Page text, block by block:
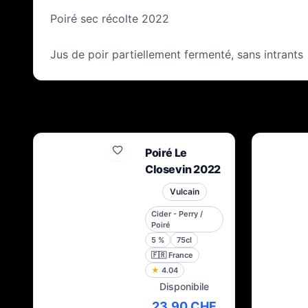
Poiré sec récolte 2022
Jus de poir partiellement fermenté, sans intrants
Poiré Le
Closevin 2022
Vulcain
Cider - Perry /
Poiré
5 %
75cl
🇫🇷 France
★ 4.04
Disponibile